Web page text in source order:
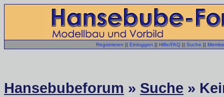
Registrieren || Einloggen || Hilfe/FAQ || Suche ||
Hansebubeforum » Suche »